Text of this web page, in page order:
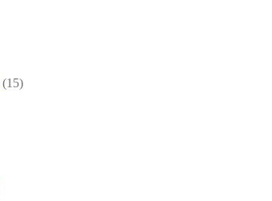
(15)